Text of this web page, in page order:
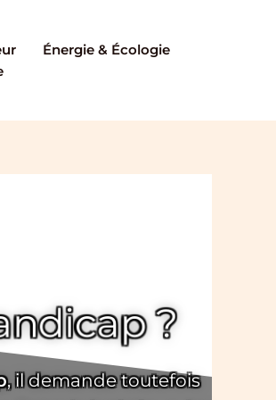
Énergie & Écologie
?
, il demande toutefois